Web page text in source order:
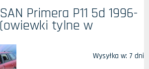
Primera P11 5d 1996-
tylne w
Wysyłka w: 7 dni